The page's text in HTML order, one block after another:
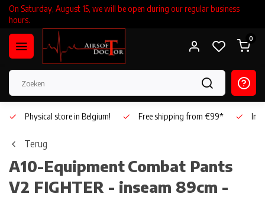
On Saturday, August 15, we will be open during our regular business
hours.
0
Physical store in Belgium! Free shipping from €99*
Terug
A10-EquipmentCombat Pants
V2 FIGHTER - inseam 89cm -